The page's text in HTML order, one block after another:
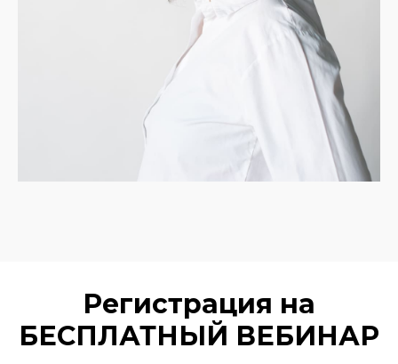
Регистрация на
БЕСПЛАТНЫЙ ВЕБИНАР